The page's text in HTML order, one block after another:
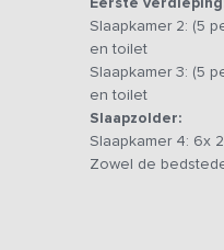
slaapbanken en
deze tijd
toiletten bevinden
Bijzonderheden:
keer op ons
altijd aan één
Slaapkamer 2: (5
en toilet
Slaapkamer 3: (5
en toilet
Slaapzolder:
Slaapkamer 4: 6x
Zowel de